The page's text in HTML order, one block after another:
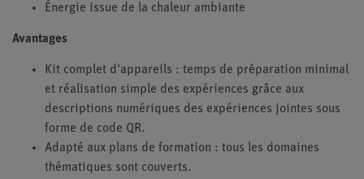
Énergie issue de la chaleur ambiante
Avantages
Kit complet d'appareils : temps de préparation minimal
et réalisation simple des expériences grâce aux
descriptions numériques des expériences jointes sous
forme de code QR.
Adapté aux plans de formation : tous les domaines
thématiques sont couverts.